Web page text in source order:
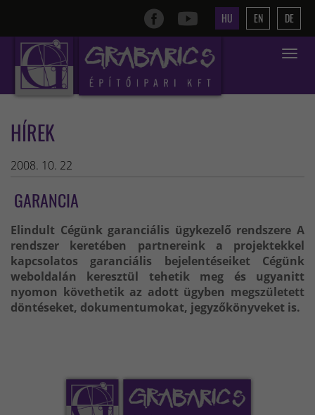
HU EN DE
Toggle
HÍREK
2008. 10. 22
GARANCIA
Elindult Cégünk garanciális ügykezelő rendszere A
rendszer keretében partnereink a projektekkel
kapcsolatos garanciális bejelentéseiket Cégünk
weboldalán keresztül tehetik meg és ugyanitt
nyomon követhetik az adott ügyben megszületett
döntéseket, dokumentumokat, jegyzőkönyveket is.